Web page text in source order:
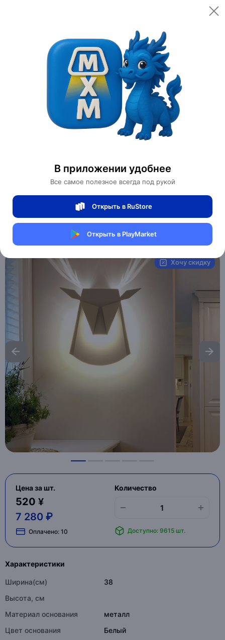
В приложении удобнее
Все самое полезное всегда под рукой
Открыть в RuStore
Открыть в PlayMarket
Открыть
Категории Освещение Светильники
38*35, белый, металл, LED.
Магазин Table lamps
MAI_HE_MAI_GOKER
Хочу скидку
Цена за шт.
520 ¥
7 280 ₽
Оплачено: 10
Количество
Доступно: 9615 шт.
Характеристики
Ширина(см)
38
Высота, см
Материал основания
металл
Цвет основания
Белый